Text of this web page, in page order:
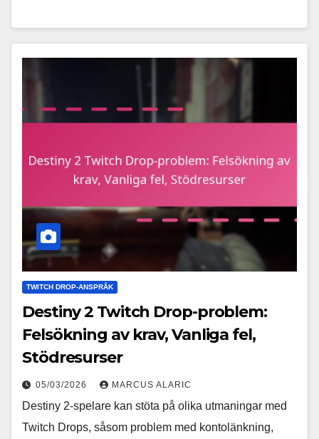
TWITCH DROP-ANSPRÅK
Destiny 2 Twitch Drop-problem:
Felsökning av krav, Vanliga fel,
Stödresurser
05/03/2026 MARCUS ALARIC
Destiny 2-spelare kan stöta på olika utmaningar med
Twitch Drops, såsom problem med kontolänkning,